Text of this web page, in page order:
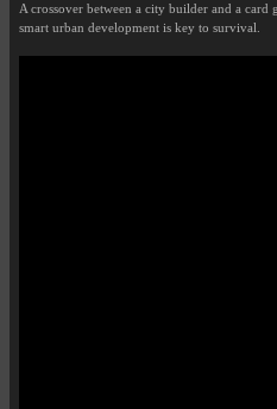
A crossover between a city builder and a card
smart urban development is key to survival.